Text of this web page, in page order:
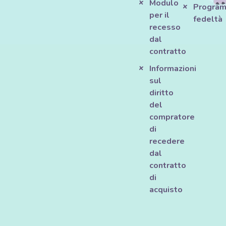
Modulo
per il
recesso
dal
contratto
Informazioni
sul
diritto
del
compratore
di
recedere
dal
contratto
di
acquisto
fedeltà